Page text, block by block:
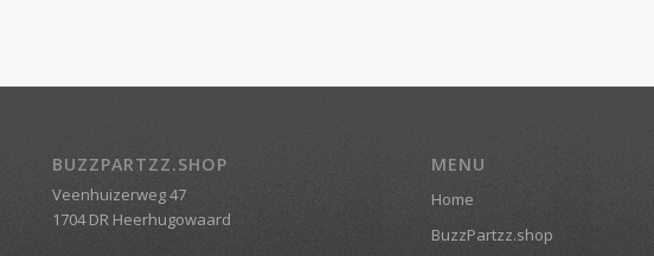
BUZZPARTZZ.SHOP
Veenhuizerweg 47
1704 DR Heerhugowaard
MENU
Home
BuzzPartzz.shop